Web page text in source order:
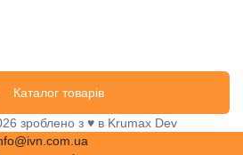
Каталог товарів
зроблено з ♥ в Krumax Dev